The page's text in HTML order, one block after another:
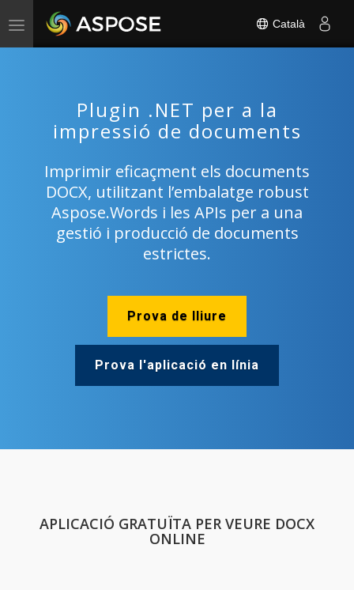
Toggle
Català
Plugin .NET per a la
impressió de documents
Imprimir eficaçment els documents
DOCX, utilitzant l’embalatge robust
Aspose.Words i les APIs per a una
gestió i producció de documents
estrictes.
Prova de lliure
Prova l'aplicació en línia
APLICACIÓ GRATUÏTA PER VEURE DOCX
ONLINE